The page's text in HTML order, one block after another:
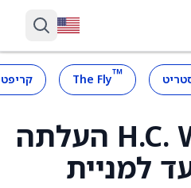
™
The Fly
H.C. Wainwright העלתה
למניית